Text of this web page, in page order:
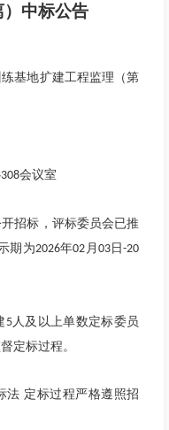
中标公告
基地扩建工程监理（第
308会议室
招标，评标委员会已推
期为2026年02 月 03日-20
5人及以上单数定标委员
定标过程。
定标过程严格遵照招